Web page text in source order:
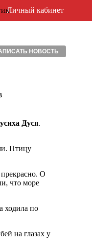
Личный кабинет
НОВОСТЬ
Дуся.
Птицу
прекрасно. О
что море
ходила по
на глазах у